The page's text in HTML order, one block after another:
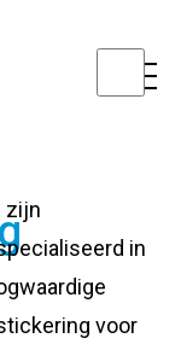
zijn
in
voor